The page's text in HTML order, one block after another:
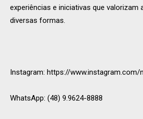
experiências e iniciativas que valorizam
diversas formas.
Instagram: https://www.instagram.com/
WhatsApp: (48) 9.9624-8888